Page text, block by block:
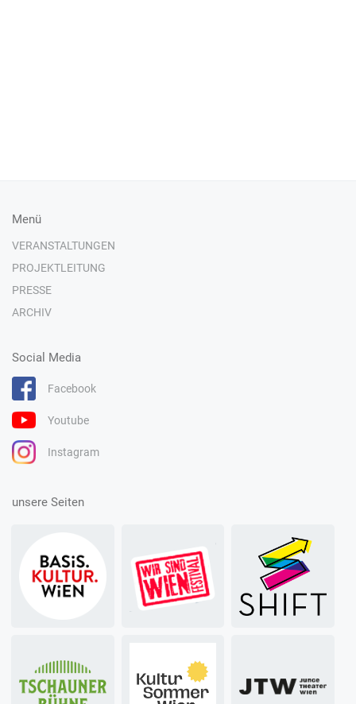
Menü
VERANSTALTUNGEN
PROJEKTLEITUNG
PRESSE
ARCHIV
Social Media
Facebook
Youtube
Instagram
unsere Seiten